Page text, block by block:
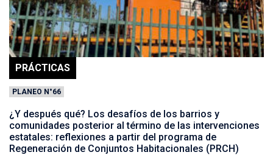
PRÁCTICAS
PLANEO N°66
¿Y después qué? Los desafíos de los barrios y
comunidades posterior al término de las intervenciones
estatales: reflexiones a partir del programa de
Regeneración de Conjuntos Habitacionales (PRCH)